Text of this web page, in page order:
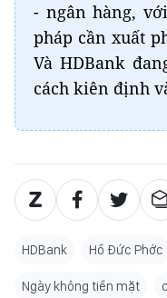
- ngân hàng,
pháp cần xuất
Và HDBank
cách kiên định
HDBank Hồ Đức Phớc
Ngày không tiền mặt